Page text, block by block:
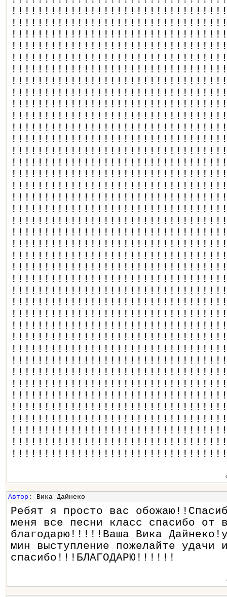
Автор : Вика Дайнеко
Ребят я просто вас
меня все песни класс спасибо от
благодарю!!!!!Ваша Вика
мин выступление пожелайте удачи
спасибо!!!БЛАГОДАРЮ!!!!!!